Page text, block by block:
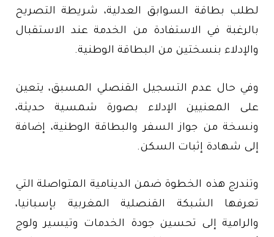
لطلب بطاقة السوابق العدلية، شريطة التصريح
بالرغبة في الاستفادة من الخدمة عند الاستقبال
والإدلاء بنسختين من البطاقة الوطنية.
وفي حال عدم التسجيل القنصلي المسبق، يتعين
على المعنيين الإدلاء بصورة شمسية حديثة،
ونسخة من جواز السفر والبطاقة الوطنية، إضافة
إلى شهادة إثبات السكن.
وتندرج هذه الخطوة ضمن الدينامية المتواصلة التي
تعرفها الشبكة القنصلية المغربية بإسبانيا،
والرامية إلى تحسين جودة الخدمات وتيسير ولوج